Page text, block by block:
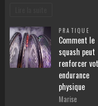
PRATIQUE
Comment le
squash peut
renforcer
endurance
physique
Marise